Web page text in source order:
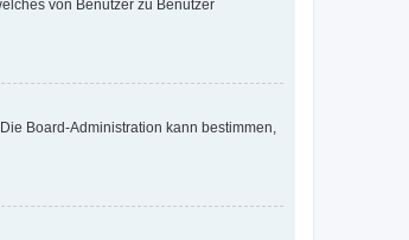
von Benutzer zu Benutzer
Board-Administration kann bestimmen,